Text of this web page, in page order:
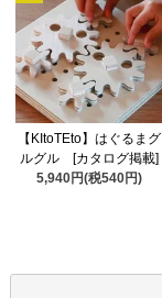
【KItoTEto】はぐるまグ
ルグル [カタログ掲載]
5,940円(税540円)